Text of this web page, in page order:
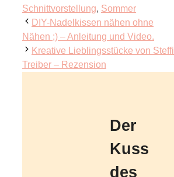
Schnittvorstellung, Sommer
DIY-Nadelkissen nähen ohne
Nähen ;) – Anleitung und Video.
Kreative Lieblingsstücke von Steffi
Treiber – Rezension
Der
Kuss
des